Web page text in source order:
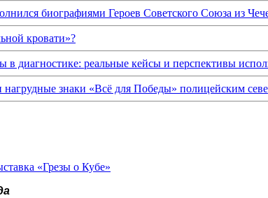
биографиями Героев Советского Союза из
кровати»?
в диагностике: реальные кейсы и перспективы
знаки «Всё для Победы» полицейским
«Грезы о Кубе»